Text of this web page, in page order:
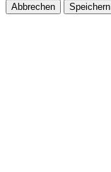
Abbrechen Speichern